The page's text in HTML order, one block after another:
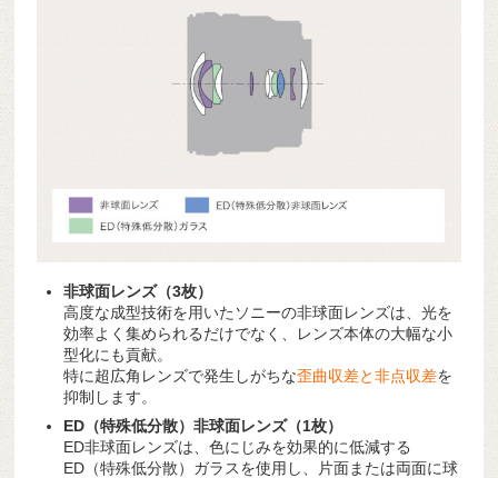
非球面レンズ（3枚）
高度な成型技術を用いたソニーの非球面レンズは、光を
効率よく集められるだけでなく、レンズ本体の大幅な小
型化にも貢献。
特に超広角レンズで発生しがちな歪曲収差と非点収差を
抑制します。
ED（特殊低分散）非球面レンズ（1枚）
ED非球面レンズは、色にじみを効果的に低減する
ED（特殊低分散）ガラスを使用し、片面または両面に球